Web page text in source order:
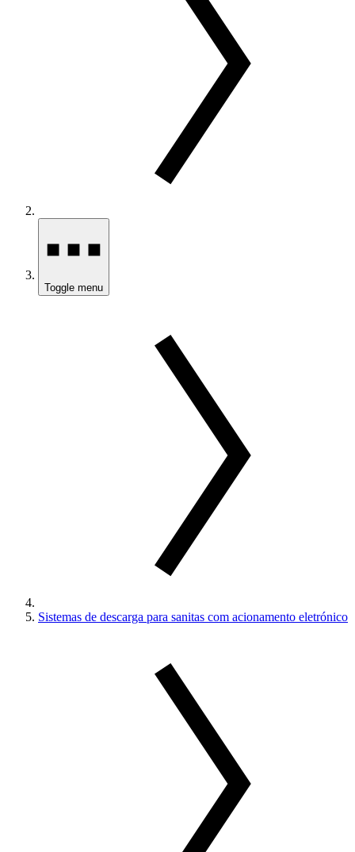
Toggle menu
Sistemas de descarga para sanitas com acionamento eletrónico